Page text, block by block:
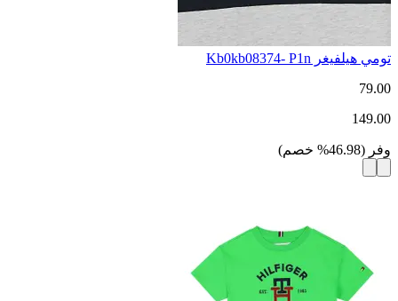
تومي هيلفيغر Kb0kb08374- P1n
79.00
149.00
وفر (
46.98
% خصم)